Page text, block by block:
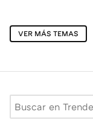
VER MÁS TEMAS